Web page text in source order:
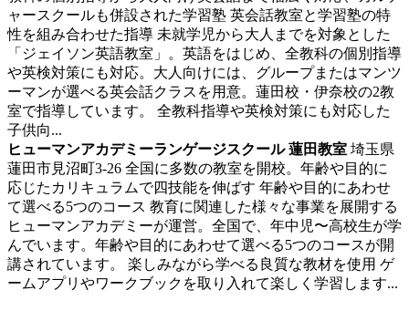
ャースクールも併設された学習塾 英会話教室と学習塾の特
性を組み合わせた指導 未就学児から大人までを対象とした
「ジェイソン英語教室」。英語をはじめ、全教科の個別指導
や英検対策にも対応。大人向けには、グループまたはマンツ
ーマンが選べる英会話クラスを用意。蓮田校・伊奈校の2教
室で指導しています。 全教科指導や英検対策にも対応した
子供向...
ヒューマンアカデミーランゲージスクール 蓮田教室 埼玉県
蓮田市見沼町3-26 全国に多数の教室を開校。年齢や目的に
応じたカリキュラムで四技能を伸ばす 年齢や目的にあわせ
て選べる5つのコース 教育に関連した様々な事業を展開する
ヒューマンアカデミーが運営。全国で、年中児〜高校生が学
んでいます。年齢や目的にあわせて選べる5つのコースが開
講されています。 楽しみながら学べる良質な教材を使用 ゲ
ームアプリやワークブックを取り入れて楽しく学習します...